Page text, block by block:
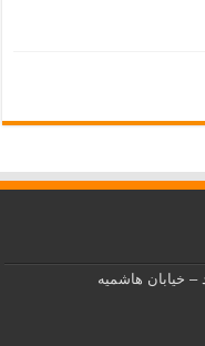
خیابان هاشمیه